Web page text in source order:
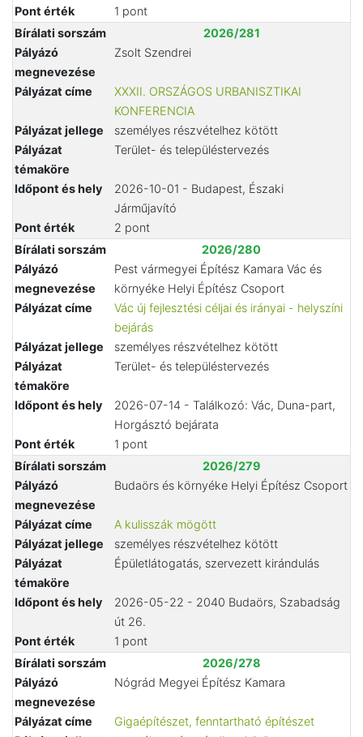
Pont érték
1 pont
Bírálati sorszám
2026/281
Pályázó
megnevezése
Zsolt Szendrei
Pályázat címe
XXXII. ORSZÁGOS URBANISZTIKAI
KONFERENCIA
Pályázat jellege
személyes részvételhez kötött
Pályázat
témaköre
Terület- és településtervezés
Időpont és hely
2026-10-01 - Budapest, Északi
Járműjavító
Pont érték
2 pont
Bírálati sorszám
2026/280
Pályázó
megnevezése
Pest vármegyei Építész Kamara Vác és
környéke Helyi Építész Csoport
Pályázat címe
Vác új fejlesztési céljai és irányai - helyszíni
bejárás
Pályázat jellege
személyes részvételhez kötött
Pályázat
témaköre
Terület- és településtervezés
Időpont és hely
2026-07-14 - Találkozó: Vác, Duna-part,
Horgásztó bejárata
Pont érték
1 pont
Bírálati sorszám
2026/279
Pályázó
megnevezése
Budaörs és környéke Helyi Építész Csoport
Pályázat címe
A kulisszák mögött
Pályázat jellege
személyes részvételhez kötött
Pályázat
témaköre
Épületlátogatás, szervezett kirándulás
Időpont és hely
2026-05-22 - 2040 Budaörs, Szabadság
út 26.
Pont érték
1 pont
Bírálati sorszám
2026/278
Pályázó
megnevezése
Nógrád Megyei Építész Kamara
Pályázat címe
Gigaépítészet, fenntartható építészet